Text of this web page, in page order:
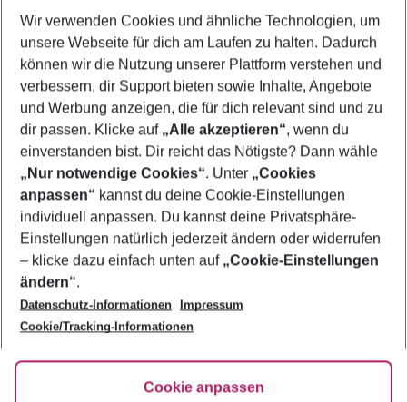
2 Erwachsene Keine Kinder
Mehr Filter anzeigen
Footer
Footer navigation
Über uns
AGB
Bestpreisgarantie
Cookie-Einstellungen ändern
Cookie-Richtlinie
Agenturbetreuung
Barrierefreies Reisen
FAQ
HanseMerkur Reiseversicherung
Folge uns
Wir verwenden Cookies und ähnliche Technologien, um
unsere Webseite für dich am Laufen zu halten. Dadurch
können wir die Nutzung unserer Plattform verstehen und
verbessern, dir Support bieten sowie Inhalte, Angebote
und Werbung anzeigen, die für dich relevant sind und zu
dir passen. Klicke auf „Alle akzeptieren“, wenn du
einverstanden bist. Dir reicht das Nötigste? Dann wähle
„Nur notwendige Cookies“. Unter „Cookies
anpassen“ kannst du deine Cookie-Einstellungen
individuell anpassen. Du kannst deine Privatsphäre-
Einstellungen natürlich jederzeit ändern oder widerrufen
– klicke dazu einfach unten auf „Cookie-Einstellungen
ändern“.
Datenschutz-Informationen
Impressum
Cookie/Tracking-Informationen
Cookie anpassen